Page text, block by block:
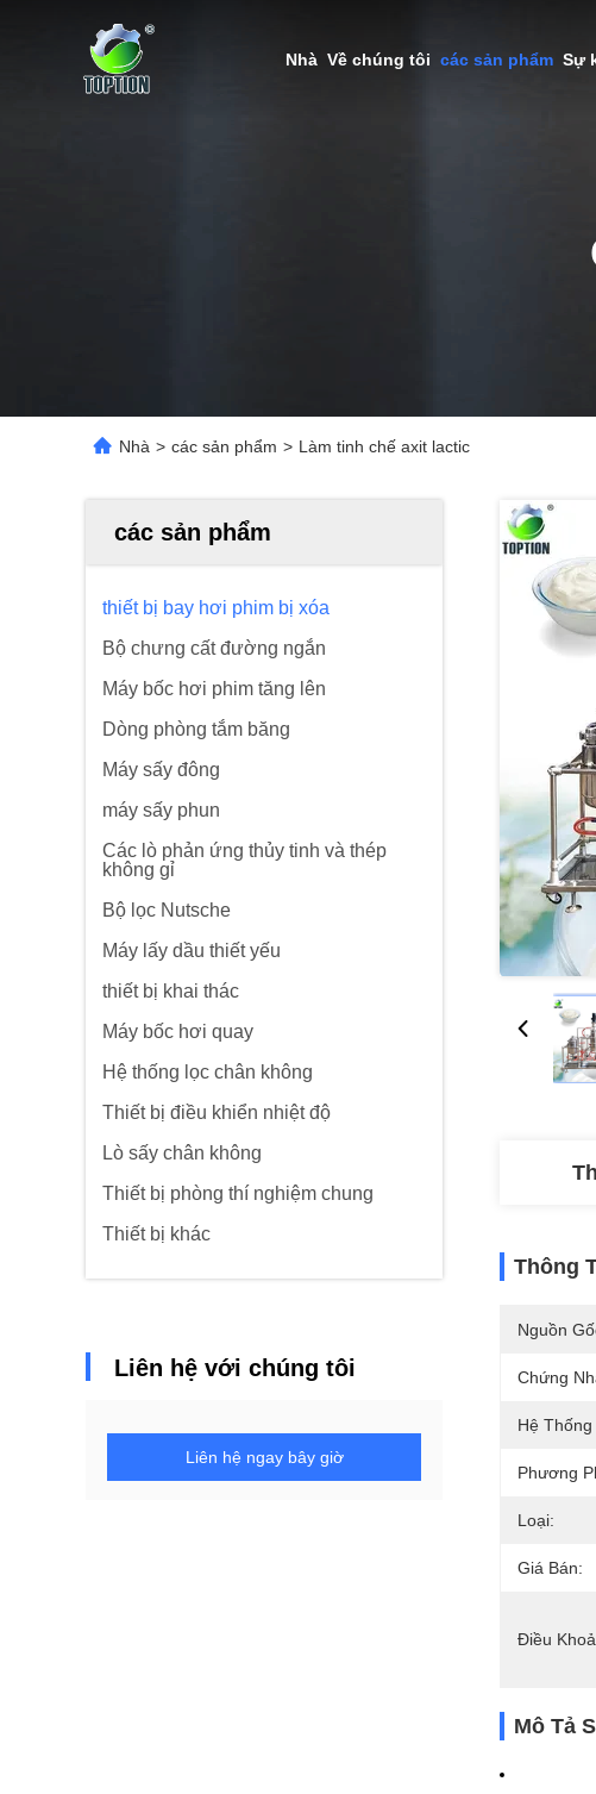
Nhà Về chúng tôi các sản phẩm Sự
Nhà > các sản phẩm > Làm tinh chế axit lactic
các sản phẩm
thiết bị bay hơi phim bị xóa
Bộ chưng cất đường ngắn
Máy bốc hơi phim tăng lên
Dòng phòng tắm băng
Máy sấy đông
máy sấy phun
Các lò phản ứng thủy tinh và thép
không gỉ
Bộ lọc Nutsche
Máy lấy dầu thiết yếu
thiết bị khai thác
Máy bốc hơi quay
Hệ thống lọc chân không
Thiết bị điều khiển nhiệt độ
Lò sấy chân không
Thiết bị phòng thí nghiệm chung
Thiết bị khác
Liên hệ với chúng tôi
Liên hệ ngay bây giờ
Thông
Nguồn
Chứng
Hệ
Phương
Loại:
Giá Bán:
Điều
Mô Tả